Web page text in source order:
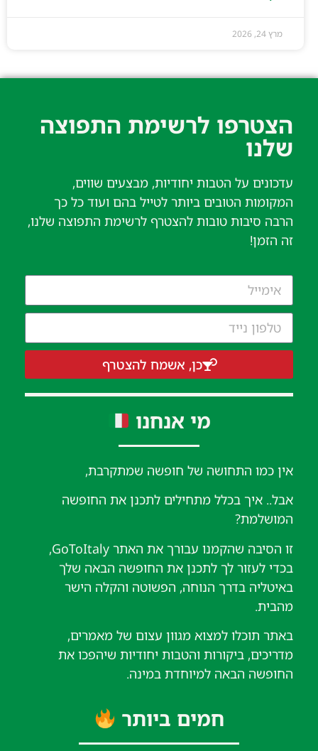
מרץ 24, 2026
הצטרפו לרשימת התפוצה
שלנו​
עדכונים על הטבות יחודיות, מבצעים שווים,
המקומות הטובים ביותר לטייל בהם ועוד כל כך
הרבה סיבות טובות להצטרף לרשימת התפוצה שלנו,
זה הזמן!
כן, אשמח להצטרף
מי אנחנו
אין כמו התחושה של חופשה שמתקרבת,
אבל.. איך בכלל מתחילים לתכנן את החופשה
המושלמת?
זו הסיבה שהקמנו עבורך את האתר GoToItaly,
בכדי לעזור לך לתכנן את החופשה הבאה שלך
באיטליה בדרך הנוחה, הפשוטה והקלה הישר
מהבית.
באתר תוכלו למצוא מגוון עצום של מאמרים,
מדריכים, ביקורות והטבות יחודיות שיהפכו את
החופשה הבאה למיוחדת במינה.
חמים ביותר